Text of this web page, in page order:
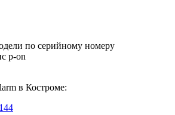
по серийному номеру
p-on
в Костроме: